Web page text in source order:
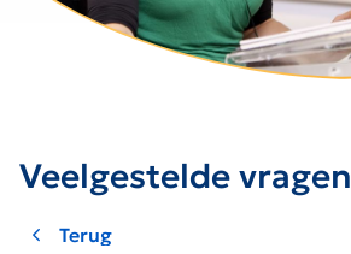
Veelgestelde vragen
Terug